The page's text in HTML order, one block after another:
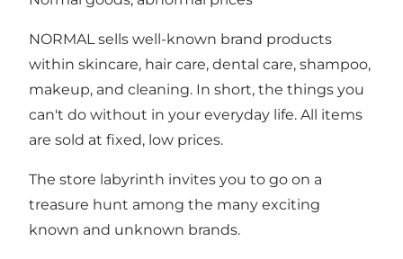
NORMAL sells well-known brand products
within skincare, hair care, dental care, shampoo,
makeup, and cleaning. In short, the things you
can't do without in your everyday life. All items
are sold at fixed, low prices.
The store labyrinth invites you to go on a
treasure hunt among the many exciting
known and unknown brands.